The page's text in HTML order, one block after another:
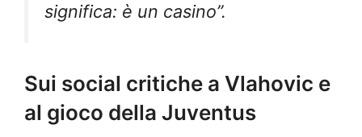
significa: è un casino”.
Sui social critiche a Vlahovic e
al gioco della Juventus